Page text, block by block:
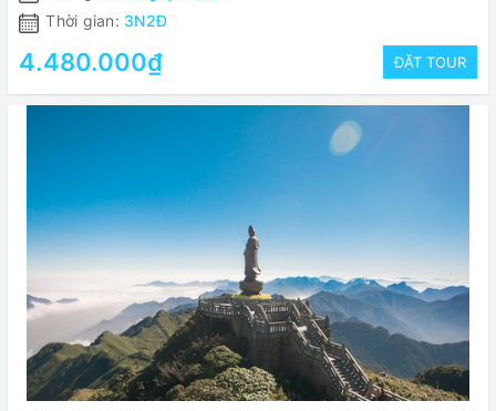
Thời gian: 3N2Đ
4.480.000₫ ĐẶT TOUR